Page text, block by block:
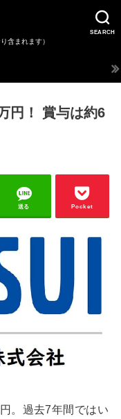
SEARCH
含まれます）
円！ 賞与は約6
送る Pocket
。過去7年間ではい